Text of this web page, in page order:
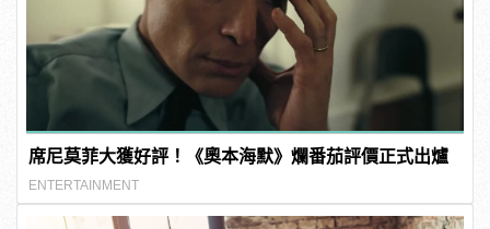
席尼莫菲大獲好評！《奧本海默》爛番茄評價正式出爐
ENTERTAINMENT